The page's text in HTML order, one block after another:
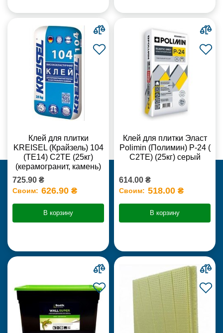
Клей для плитки
KREISEL (Крайзель) 104
(ТЕ14) С2TE (25кг)
(керамогранит, камень)
725.90 ₴
Своим: 626.90 ₴
В корзину
Клей для плитки Эласт
Polimin (Полимин) Р-24 (
С2ТЕ) (25кг) серый
614.00 ₴
Своим: 518.00 ₴
В корзину